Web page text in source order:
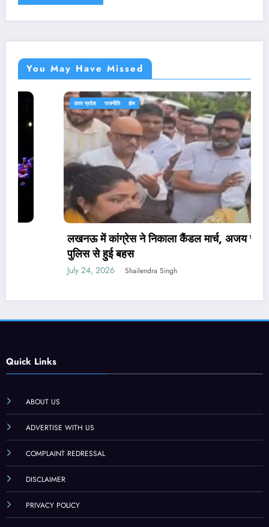
You May Have Missed
उत्तर प्रदेश राजनीति होम
लखनऊ में कांग्रेस ने निकाला कैंडल मार्च, अजय राय की
पुलिस से हुई बहस
July 24, 2026 Shailendra Singh
Quick Links
ABOUT US
ADVERTISE WITH US
COMPLAINT REDRESSAL
DISCLAIMER
PRIVACY POLICY